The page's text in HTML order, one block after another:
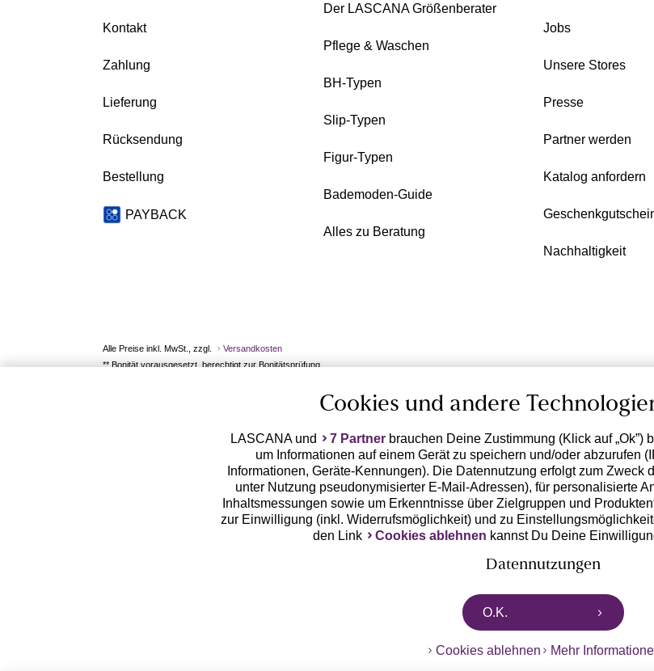
Kontakt
Zahlung
Lieferung
Rücksendung
Bestellung
PAYBACK
Der LASCANA Größenberater
Pflege & Waschen
BH-Typen
Slip-Typen
Figur-Typen
Bademoden-Guide
Alles zu Beratung
Jobs
Unsere Stores
Presse
Partner werden
Katalog anfordern
Nachhaltigkeit
Alle Preise inkl. MwSt., zzgl.
Versandkosten
** Bonität vorausgesetzt, berechtigt zur Bonitätsprüfung
Cookies und andere
LASCANA und 7 Partnerbrauchen Deine Zustimmung (Klick auf „Ok”)
um Informationen auf einem Gerät zu speichern und/oder abzurufen
Informationen, Geräte-Kennungen). Die Datennutzung erfolgt zum Zweck
unter Nutzung pseudonymisierter E-Mail-Adressen), für personalisierte
Inhaltsmessungen sowie um Erkenntnisse über Zielgruppen und
zur Einwilligung (inkl. Widerrufsmöglichkeit) und zu
den Link
Cookies ablehnen kannst Du Deine
Datennutzungen
LASCANA arbeitet mit Partnern zusammen, die von deinem Endgerät
von uns übermittelten pseudonymisierten Daten zur Aussteuerung
Erhebung der Trackingdaten bzw. die Übermittlung deiner
O.K.
Cookies ablehnen Mehr